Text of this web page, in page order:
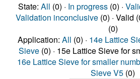
State: All (0) · In progress(0) ·
Validation inconclusive(0) · Valid
(0)
Application: All (0) · 14e Lattice
Sieve (0) · 15e Lattice Sieve for
16e Lattice Sieve for smaller
Sieve V5 (0)